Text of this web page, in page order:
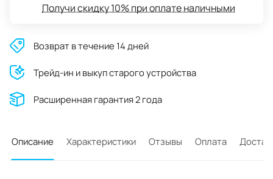
Получи скидку 10% при оплате наличными
Возврат в течение 14 дней
Трейд-ин и выкуп старого устройства
Расширенная гарантия 2 года
Описание Характеристики Отзывы Оплата